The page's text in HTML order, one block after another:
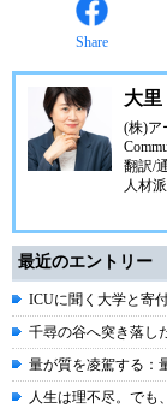
Share
大里
(株)ア
翻訳/
人材
最近のエントリー
ICUに聞く大学と寄
千尋の谷へ突き落し
量が質を凌駕する：
人生は理不尽。でも